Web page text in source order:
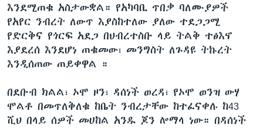
እንደሚጠቁ አስታውቋል። የአካባቢ ጥበቃ ባለሙያዎች
የአየር ንብረት ለውጥ እያስከተለው ያለው ተደጋጋሚ
የድርቅና የጎርፍ አደጋ በህብረተስቡ ላይ ትልቅ ተፅእኖ
እያደረሰ እንደሆነ ጠቁመው፣ መንግስት ለጉዳዩ ትኩረት
እንዲሰጠው ጠይቀዋል ።
በደቡብ ክልል፣ ኦሞ ዞን፣ ዳሰነች ወረዳ፣ የኦሞ ወንዝ ውሃ
ሞልቶ በመጥለቅለቁ ከቤት ንብረታቸው ከተፈናቀሉ ከ43
ሺህ በላይ ሰዎች መሀከል አንዱ ጆን ሎማላ ነው። በዳሰነች